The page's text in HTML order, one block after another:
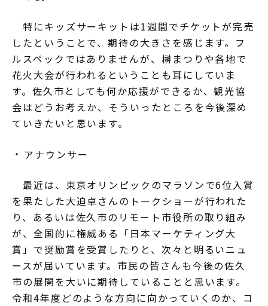
特にキッズサーキットは1週間でチケットが完売
したということで、期待の大きさを感じます。フ
ルスペックではありませんが、榊まつりや各地で
花火大会が行われるということも耳にしていま
す。佐久市としても何か応援ができるか、観光協
会はどうお考えか、そういったところを今後深め
ていきたいと思います。
アナウンサー
最近は、東京オリンピックのマラソンで6位入賞
を果たした大迫卓さんのトークショーが行われた
り、あるいは佐久市のリモート市役所の取り組み
が、全国的に権威ある「日本マーケティング大
賞」で奨励賞を受賞したりと、次々と明るいニュ
ースが届いています。市民の皆さんも今後の佐久
市の展開を大いに期待していることと思います。
令和4年度どのような方向に向かっていくのか、コ